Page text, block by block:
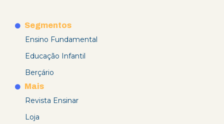
Segmentos
Ensino Fundamental
Educação Infantil
Berçário
Mais
Revista Ensinar
Loja